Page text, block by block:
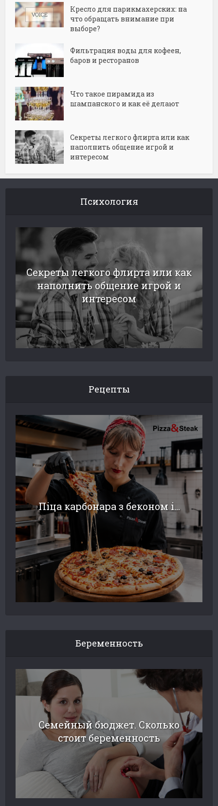
Кресло для парикмахерских: на
что обращать внимание при
выборе?
Фильтрация воды для кофеен,
баров и ресторанов
Что такое пирамида из
шампанского и как её делают
Секреты легкого флирта или как
наполнить общение игрой и
интересом
Психология
Секреты легкого флирта или как
наполнить общение игрой и
интересом
Рецепты
Піца карбонара з беконом і...
Беременность
Семейный бюджет. Сколько
стоит беременность